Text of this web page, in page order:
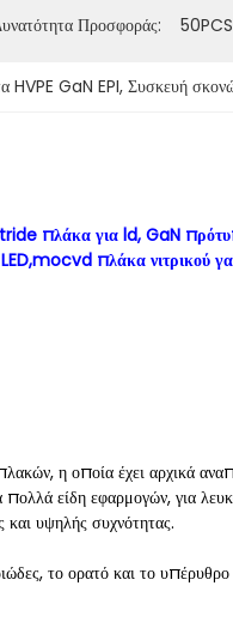
Προσφοράς:
HVPE GaN EPI, Συσκευή
πλάκα για ld, GaN
πλάκα
η οποία έχει αρχικά
είδη εφαρμογών, για
υψηλής συχνότητας.
το ορατό και το